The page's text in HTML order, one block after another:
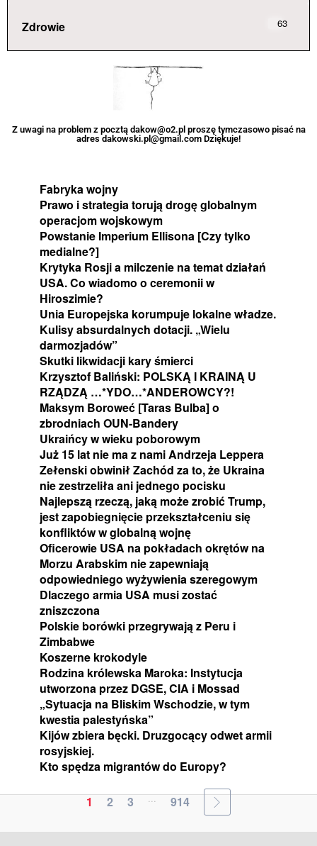
Zdrowie 63
Z uwagi na problem z pocztą dakow@o2.pl proszę tymczasowo pisać na
adres dakowski.pl@gmail.com Dziękuje!
Fabryka wojny
Prawo i strategia torują drogę globalnym
operacjom wojskowym
Powstanie Imperium Ellisona [Czy tylko
medialne?]
Krytyka Rosji a milczenie na temat działań
USA. Co wiadomo o ceremonii w
Hiroszimie?
Unia Europejska korumpuje lokalne władze.
Kulisy absurdalnych dotacji. „Wielu
darmozjadów”
Skutki likwidacji kary śmierci
Krzysztof Baliński: POLSKĄ I KRAINĄ U
RZĄDZĄ …*YDO…*ANDEROWCY?!
Maksym Boroweć [Taras Bulba] o
zbrodniach OUN-Bandery
Ukraińcy w wieku poborowym
Już 15 lat nie ma z nami Andrzeja Leppera
Zełenski obwinił Zachód za to, że Ukraina
nie zestrzeliła ani jednego pocisku
Najlepszą rzeczą, jaką może zrobić Trump,
jest zapobiegnięcie przekształceniu się
konfliktów w globalną wojnę
Oficerowie USA na pokładach okrętów na
Morzu Arabskim nie zapewniają
odpowiedniego wyżywienia szeregowym
Dlaczego armia USA musi zostać
zniszczona
Polskie borówki przegrywają z Peru i
Zimbabwe
Koszerne krokodyle
Rodzina królewska Maroka: Instytucja
utworzona przez DGSE, CIA i Mossad
„Sytuacja na Bliskim Wschodzie, w tym
kwestia palestyńska”
Kijów zbiera bęcki. Druzgocący odwet armii
rosyjskiej.
Kto spędza migrantów do Europy?
1 2 3 ... 914